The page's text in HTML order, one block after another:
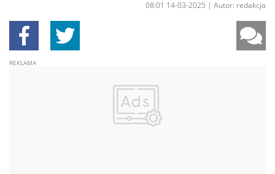
08:01 14-03-2025 | Autor: redakcja